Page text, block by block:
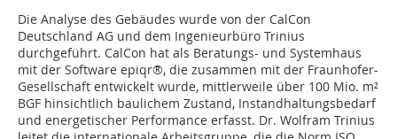
Die Analyse des Gebäudes wurde von der CalCon
Deutschland AG und dem Ingenieurbüro Trinius
durchgeführt. CalCon hat als Beratungs- und Systemhaus
mit der Software epiqr®, die zusammen mit der Fraunhofer-
Gesellschaft entwickelt wurde, mittlerweile über 100 Mio. m²
BGF hinsichtlich baulichem Zustand, Instandhaltungsbedarf
und energetischer Performance erfasst. Dr. Wolfram Trinius